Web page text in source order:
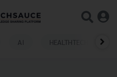
AI HEALTHTECH